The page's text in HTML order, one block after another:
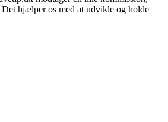
hjælper os med at udvikle og holde